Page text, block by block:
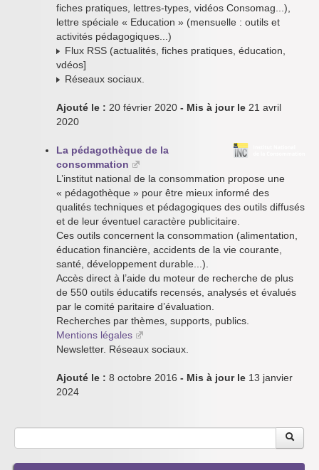
fiches pratiques, lettres-types, vidéos Consomag...),
lettre spéciale « Education » (mensuelle : outils et
activités pédagogiques...)
Flux RSS (actualités, fiches pratiques, éducation,
vdéos]
Réseaux sociaux.
Ajouté le : 20 février 2020 - Mis à jour le 21 avril
2020
La pédagothèque de la
consommation
L’institut national de la consommation propose une
« pédagothèque » pour être mieux informé des
qualités techniques et pédagogiques des outils diffusés
et de leur éventuel caractère publicitaire.
Ces outils concernent la consommation (alimentation,
éducation financière, accidents de la vie courante,
santé, développement durable...).
Accès direct à l’aide du moteur de recherche de plus
de 550 outils éducatifs recensés, analysés et évalués
par le comité paritaire d’évaluation.
Recherches par thèmes, supports, publics.
Mentions légales
Newsletter. Réseaux sociaux.
Ajouté le : 8 octobre 2016 - Mis à jour le 13 janvier
2024